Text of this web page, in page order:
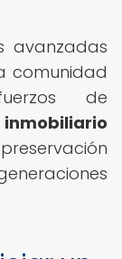
avanzadas
comunidad
de